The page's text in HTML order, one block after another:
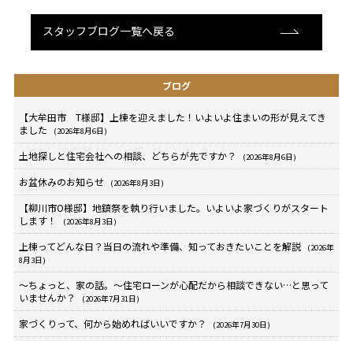
スタッフブログ一覧へ戻る
ブログ
【大牟田市 T様邸】上棟を迎えました！いよいよ住まいの形が見えてき
ました
(2026年8月6日)
土地探しと住宅会社への相談、どちらが先ですか？ (2026年8月6日)
お盆休みのお知らせ (2026年8月3日)
【柳川市O様邸】地鎮祭を執り行いました。いよいよ家づくりがスタート
します！
(2026年8月3日)
上棟ってどんな日？当日の流れや準備、知っておきたいことを解説
(2026年
8月3日)
～ちょっと、家の話。～住宅ローンが心配だから相談できない…と思って
いませんか？
(2026年7月31日)
家づくりって、何から始めればいいですか？ (2026年7月30日)